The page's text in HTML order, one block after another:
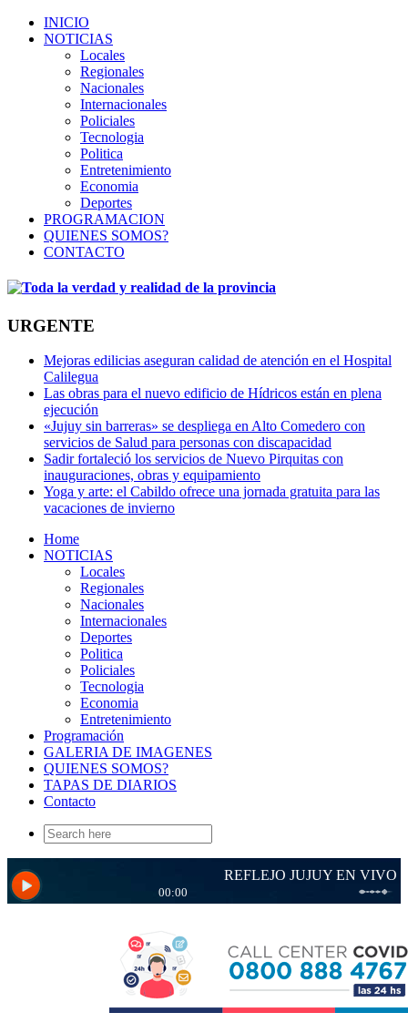
INICIO
NOTICIAS
Locales
Regionales
Nacionales
Internacionales
Policiales
Tecnologia
Politica
Entretenimiento
Economia
Deportes
PROGRAMACION
QUIENES SOMOS?
CONTACTO
URGENTE
Mejoras edilicias aseguran calidad de atención en el Hospital
Calilegua
Las obras para el nuevo edificio de Hídricos están en plena
ejecución
«Jujuy sin barreras» se despliega en Alto Comedero con
servicios de Salud para personas con discapacidad
Sadir fortaleció los servicios de Nuevo Pirquitas con
inauguraciones, obras y equipamiento
Yoga y arte: el Cabildo ofrece una jornada gratuita para las
vacaciones de invierno
Home
NOTICIAS
Locales
Regionales
Nacionales
Internacionales
Deportes
Politica
Policiales
Tecnologia
Economia
Entretenimiento
Programación
GALERIA DE IMAGENES
QUIENES SOMOS?
TAPAS DE DIARIOS
Contacto
Search
for: